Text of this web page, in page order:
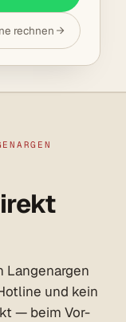
rechnen
Langenargen
und kein
— beim Vor-